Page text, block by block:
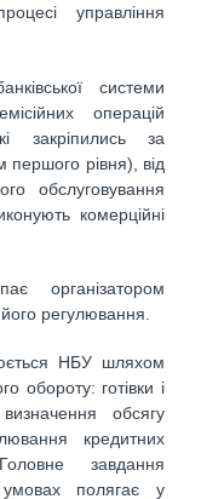
управління
системи
операцій
закріпились за
рівня), від
обслуговування
комерційні
організатором
регулювання.
НБУ шляхом
обороту: готівки і
обсягу
кредитних
завдання
полягає у